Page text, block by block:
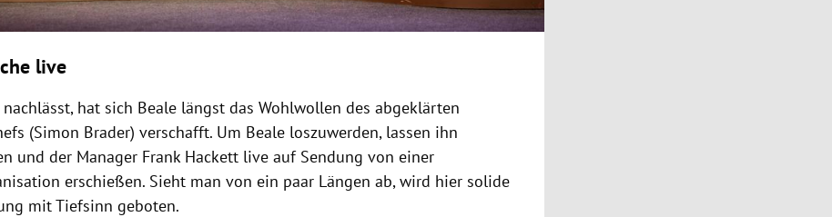
live
hat sich Beale längst das Wohlwollen des abgeklärten
(Simon Brader) verschafft. Um Beale loszuwerden, lassen ihn
und der Manager Frank Hackett live auf Sendung von einer
erschießen. Sieht man von ein paar Längen ab, wird hier solide
mit Tiefsinn geboten.